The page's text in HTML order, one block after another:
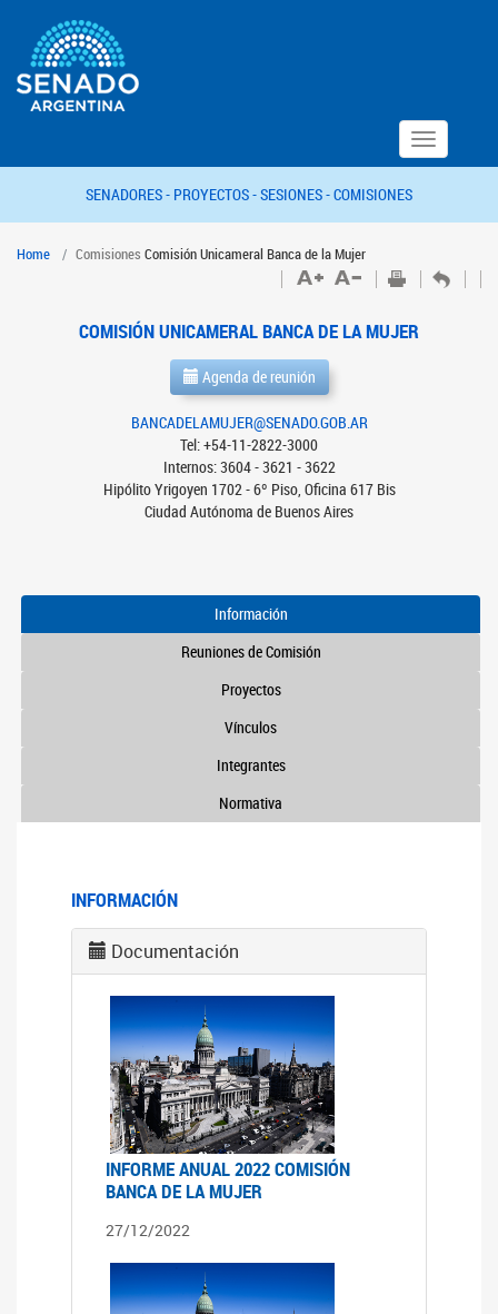
Toggle
navigation
SENADORES - PROYECTOS -SESIONES -COMISIONES
Home Comisiones Comisión Unicameral Banca de la Mujer
COMISIÓN UNICAMERAL BANCA DE LA MUJER
Agenda de reunión
BANCADELAMUJER@SENADO.GOB.AR
Tel: +54-11-2822-3000
Internos: 3604 - 3621 - 3622
Hipólito Yrigoyen 1702 - 6º Piso, Oficina 617 Bis
Ciudad Autónoma de Buenos Aires
Información
Reuniones de Comisión
Proyectos
Vínculos
Integrantes
Normativa
INFORMACIÓN
Documentación
INFORME ANUAL 2022 COMISIÓN
BANCA DE LA MUJER
27/12/2022